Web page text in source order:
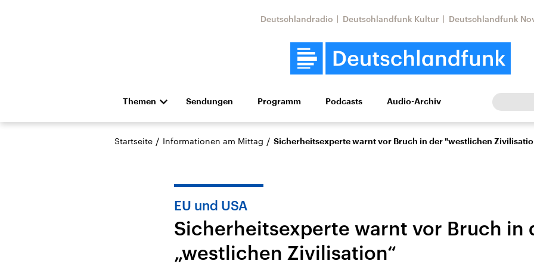
Deutschlandradio Deutschlandfunk Kultur Deutschlandfunk
Themen
Die Nachrichten Politik Wirtschaft Wissen Kultur Europa
Hörspiel und Feature Musik
Landtagswahl Sachsen-
Anhalt 2026
USA
Aktuelle Beiträge,
Nahostkonflikt
Aktuelle Lage und
Sendungen Programm Podcasts Audio-Archiv
Startseite / Informationen am Mittag / Sicherheitsexperte warnt vor Bruch in der "westlichen
EU und USA
Sicherheitsexperte warnt vor Bruch in
„westlichen Zivilisation“